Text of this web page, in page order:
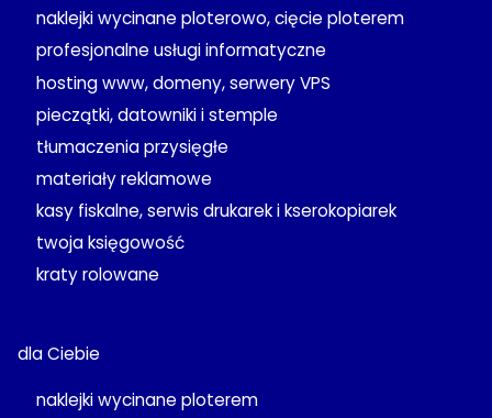
dla Ciebie
naklejki wycinane ploterem
naklejki wycinane ploterowo, cięcie ploterem
profesjonalne usługi informatyczne
hosting www, domeny, serwery VPS
pieczątki, datowniki i stemple
tłumaczenia przysięgłe
materiały reklamowe
kasy fiskalne, serwis drukarek i kserokopiarek
twoja księgowość
kraty rolowane